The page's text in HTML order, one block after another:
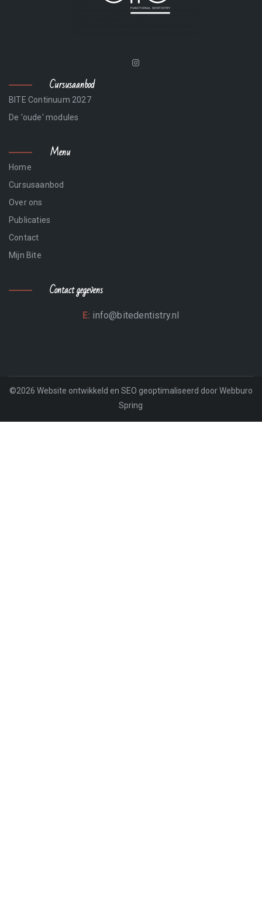
Cursusaanbod
BITE Continuum 2027
De 'oude' modules
Menu
Home
Cursusaanbod
Over ons
Publicaties
Contact
Mijn Bite
Contact gegevens
E: info@bitedentistry.nl
©2026 Website ontwikkeld en SEO geoptimaliseerd door Webburo
Spring